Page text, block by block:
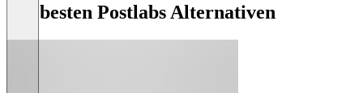
Die besten Postlabs Alternativen